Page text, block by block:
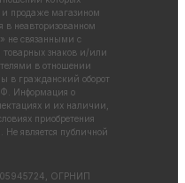
и продаже магазином
в неавторизованном
не связанными с
знаков и/или
в отношении
в гражданский оборот
Информация о
и их наличии,
приобретения
. Не является публичной
ОГРНИП